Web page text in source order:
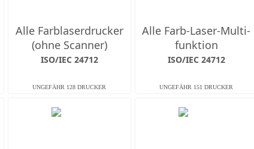
Alle Farb­laserdrucker
(ohne Scanner)
ISO/IEC 24712
Alle Farb-Laser-Multi­
funktion
ISO/IEC 24712